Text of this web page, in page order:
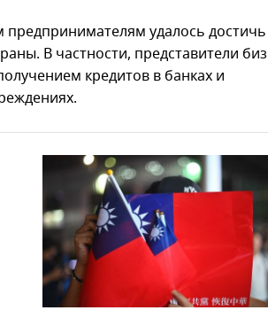
удалось достичь
В частности, представители
кредитов в банках и